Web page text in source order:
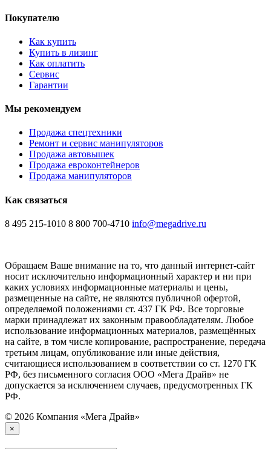
Покупателю
Как купить
Купить в лизинг
Как оплатить
Сервис
Гарантии
Мы рекомендуем
Продажа спецтехники
Ремонт и сервис манипуляторов
Продажа автовышек
Продажа евроконтейнеров
Продажа манипуляторов
Как связаться
8 495 215-1010 8 800 700-4710 info@megadrive.ru
Обращаем Ваше внимание на то, что данный интернет-сайт
носит исключительно информационный характер и ни при
каких условиях информационные материалы и цены,
размещенные на сайте, не являются публичной офертой,
определяемой положениями ст. 437 ГК РФ. Все торговые
марки принадлежат их законным правообладателям. Любое
использование информационных материалов, размещённых
на сайте, в том числе копирование, распространение, передача
третьим лицам, опубликование или иные действия,
считающиеся использованием в соответствии со ст. 1270 ГК
РФ, без письменного согласия ООО «Мега Драйв» не
допускается за исключением случаев, предусмотренных ГК
РФ.
© 2026 Компания «Мега Драйв»
×